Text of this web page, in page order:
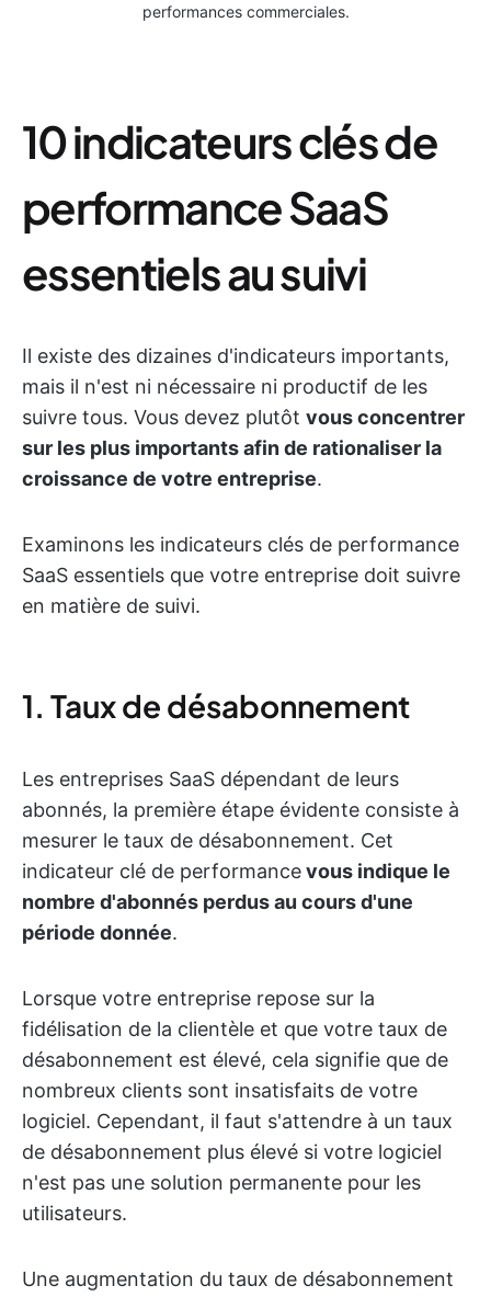
performances commerciales.
10 indicateurs clés de
performance SaaS
essentiels au suivi
Il existe des dizaines d'indicateurs importants,
mais il n'est ni nécessaire ni productif de les
suivre tous. Vous devez plutôt vous concentrer
sur les plus importants afin de rationaliser la
croissance de votre entreprise.
Examinons les indicateurs clés de performance
SaaS essentiels que votre entreprise doit suivre
en matière de suivi.
1. Taux de désabonnement
Les entreprises SaaS dépendant de leurs
abonnés, la première étape évidente consiste à
mesurer le taux de désabonnement. Cet
indicateur clé de performancevous indique le
nombre d'abonnés perdus au cours d'une
période donnée.
Lorsque votre entreprise repose sur la
fidélisation de la clientèle et que votre taux de
désabonnement est élevé, cela signifie que de
nombreux clients sont insatisfaits de votre
logiciel. Cependant, il faut s'attendre à un taux
de désabonnement plus élevé si votre logiciel
n'est pas une solution permanente pour les
utilisateurs.
Une augmentation du taux de désabonnement